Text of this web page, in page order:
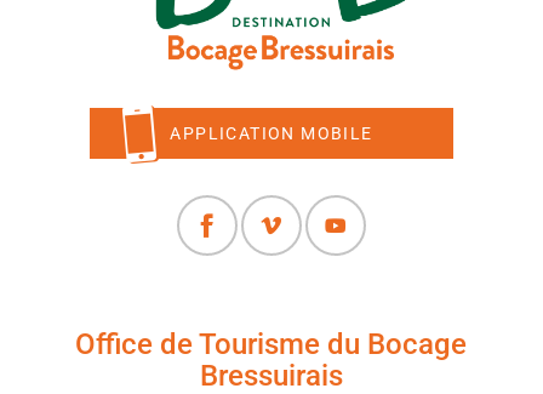
APPLICATION MOBILE
Office de Tourisme du Bocage
Bressuirais